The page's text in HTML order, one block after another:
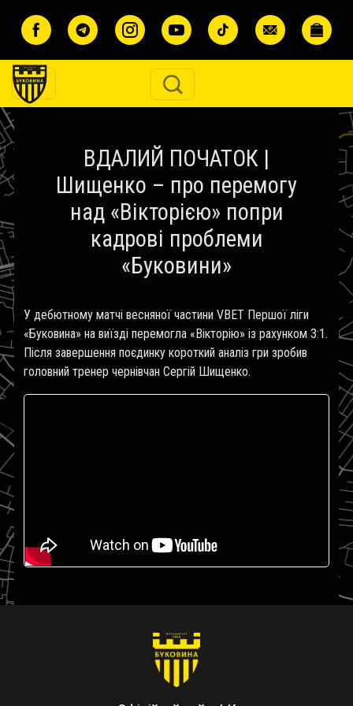
ВДАЛИЙ ПОЧАТОК |
Шищенко – про перемогу
над «Вікторією» попри
кадрові проблеми
«Буковини»
У дебютному матчі весняної частини VBET Першої ліги
«Буковина» на виїзді перемогла «Вікторію» із рахунком 3:1.
Після завершення поєдинку короткий аналіз гри зробив
головний тренер чернівчан Сергій Шищенко.